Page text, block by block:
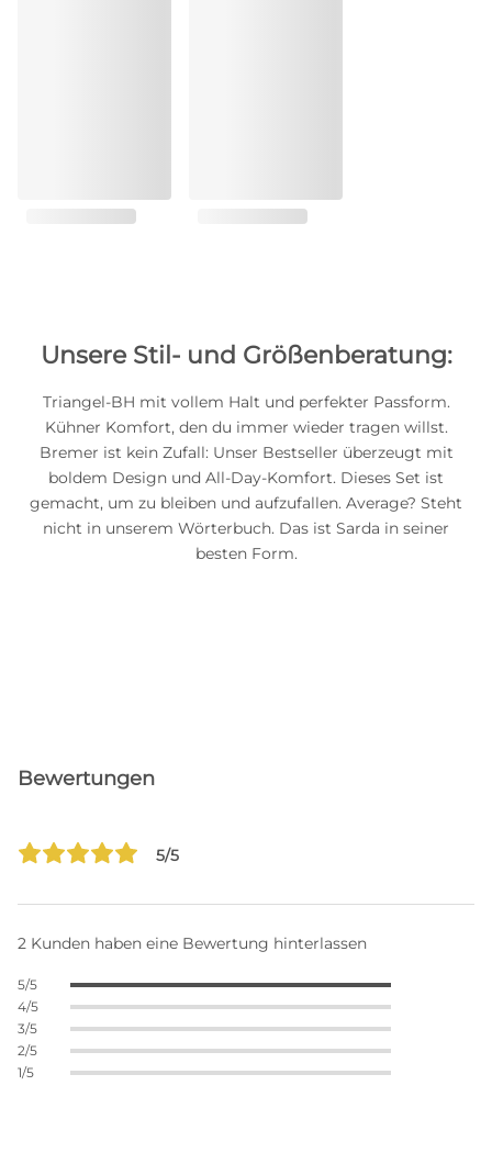
Unsere Stil- und Größenberatung:
Triangel-BH mit vollem Halt und perfekter Passform.
Kühner Komfort, den du immer wieder tragen willst.
Bremer ist kein Zufall: Unser Bestseller überzeugt mit
boldem Design und All-Day-Komfort. Dieses Set ist
gemacht, um zu bleiben und aufzufallen. Average? Steht
nicht in unserem Wörterbuch. Das ist Sarda in seiner
besten Form.
Bewertungen
5/5
2 Kunden haben eine Bewertung hinterlassen
5/5
4/5
3/5
2/5
1/5